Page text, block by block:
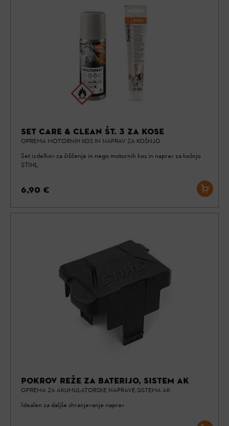
SET CARE & CLEAN ŠT. 3 ZA KOSE
OPREMA MOTORNIH KOS IN NAPRAV ZA KOŠNJO
Set izdelkov za čiščenje in nego motornih kos in naprav za košnjo
STIHL
6,90 €
POKROV REŽE ZA BATERIJO, SISTEM AK
OPREMA ZA AKUMULATORSKE NAPRAVE SISTEMA AK
Idealen za daljše shranjevanje naprav